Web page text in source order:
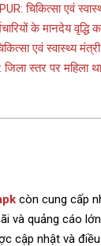
चिकित्सा‍ एवं
के मानदेय
एवं स्वास्थ्य मंत्री
स्तर पर महिला
còn cung cấp
và quảng cáo
cập nhật và